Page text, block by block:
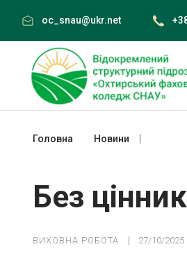
content
oc_snau@ukr.net
Головна Новини
Без
ВИХОВНА РОБОТА 27/10/2025